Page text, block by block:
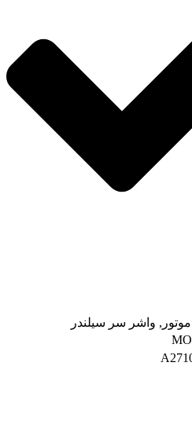
واشر سر سیلندر